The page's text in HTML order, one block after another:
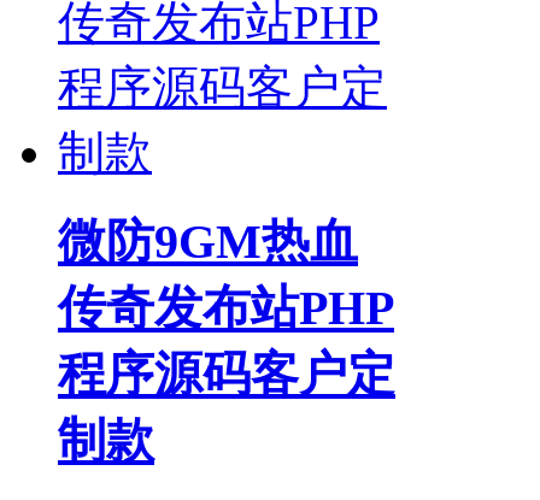
微防9GM热血
传奇发布站PHP
程序源码客户定
制款